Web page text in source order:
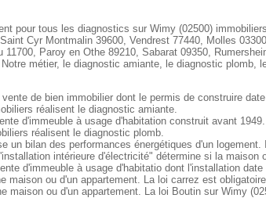
pour tous les diagnostics sur Wimy (02500)
Cyr Montmalin 39600, Vendrest 77440, Molles
Paroy en Othe 89210, Sabarat 09350,
métier, le diagnostic amiante, le diagnostic
de bien immobilier dont le permis de construire
réalisent le diagnostic amiante.
d'immeuble à usage d'habitation construit avant
réalisent le diagnostic plomb.
un bilan des performances énergétiques d'un
intérieure d'électricité" détermine si la
d'immeuble à usage d'habitatio dont l'installation date
maison ou d'un appartement. La loi carrez est
maison ou d'un appartement. La loi Boutin sur Wimy